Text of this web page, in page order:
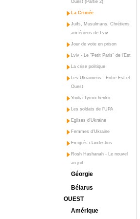
Ouest (Partie 2)
La Crimée
Juifs, Musulmans, Chrétiens
arméniens de Lviv
Jour de vote en prison
Lviv - Le "Petit Paris" de l'Est
La crise politique
Les Ukrainiens - Entre Est et
Ouest
Youlia Tymochenko
Les soldats de l'UPA
Eglises d'Ukraine
Femmes d'Ukraine
Emigrés clandestins
Rosh Hashanah - Le nouvel
an juif
Géorgie
Bélarus
OUEST
Amérique